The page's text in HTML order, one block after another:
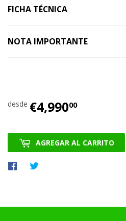
FICHA TÉCNICA
NOTA IMPORTANTE
desde €4,99000€4,990.00
AGREGAR AL CARRITO
Compartir